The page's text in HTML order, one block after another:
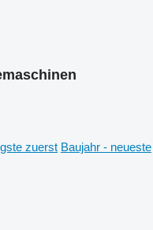
zuerst Baujahr - neueste